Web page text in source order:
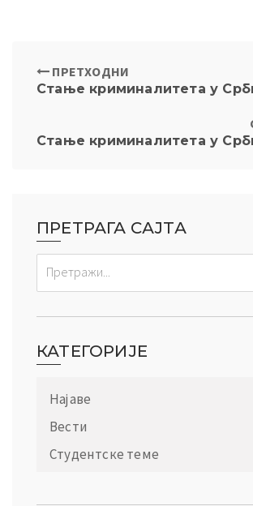
ПРЕТХОДНИ
ПРЕТРАГА САЈТА
КАТЕГОРИЈЕ
Најаве
Вести
Студентске теме